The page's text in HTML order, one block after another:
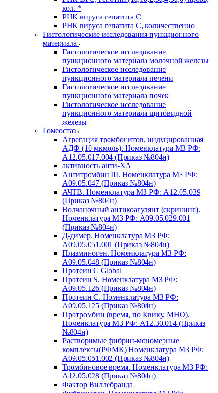
кол. *
РНК вируса гепатита C
РНК вируса гепатита C, количественно
Гистологические исследования пункционного
материала
Гистологическое исследование
пункционного материала молочной железы
Гистологическое исследование
пункционного материала печени
Гистологическое исследование
пункционного материала почек
Гистологическое исследование
пункционного материала щитовидной
железы
Гомеостаз
Агрегация тромбоцитов, индуцированная
АДФ (10 мкмоль). Номенклатура МЗ РФ:
A12.05.017.004 (Приказ №804н)
активность анти-ХА
Антитромбин III. Номенклатура МЗ РФ:
A09.05.047 (Приказ №804н)
АЧТВ. Номенклатура МЗ РФ: A12.05.039
(Приказ №804н)
Волчаночный антикоагулянт (скрининг).
Номенклатура МЗ РФ: A09.05.029.001
(Приказ №804н)
Д-димер. Номенклатура МЗ РФ:
A09.05.051.001 (Приказ №804н)
Плазминоген. Номенклатура МЗ РФ:
A09.05.048 (Приказ №804н)
Протеин C Global
Протеин S. Номенклатура МЗ РФ:
A09.05.126 (Приказ №804н)
Протеин С. Номенклатура МЗ РФ:
A09.05.125 (Приказ №804н)
Протромбин (время, по Квику, МНО).
Номенклатура МЗ РФ: A12.30.014 (Приказ
№804н)
Растворимые фибрин-мономерные
комплексы(РФМК) Номенклатура МЗ РФ:
A09.05.051.002 (Приказ №804н)
Тромбиновое время. Номенклатура МЗ РФ:
A12.05.028 (Приказ №804н)
Фактор Виллебранда